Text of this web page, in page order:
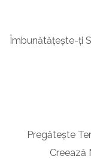
Îmbunătățește-ți
Pregătește
Creează